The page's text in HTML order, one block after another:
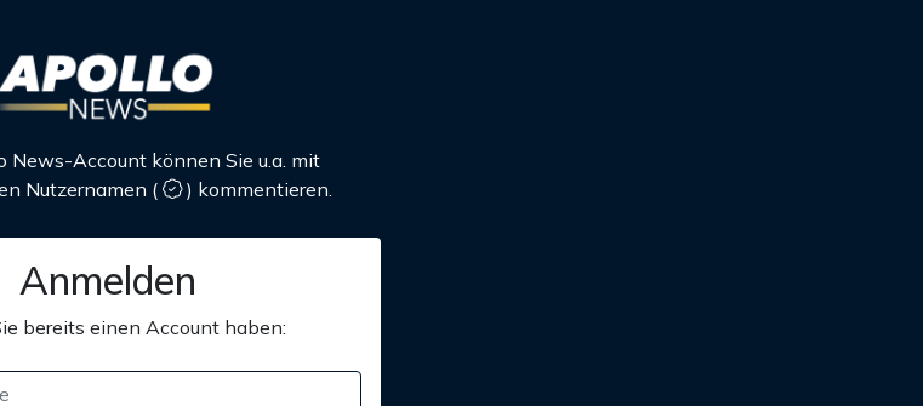
News-Account können Sie u.a. mit
Nutzernamen ( ) kommentieren.
Anmelden
bereits einen Account haben: